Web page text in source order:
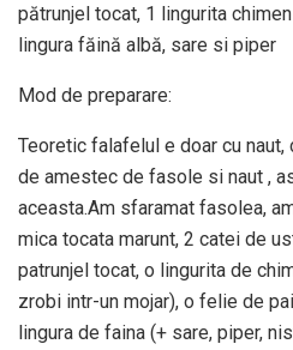
pătrunjel tocat, 1 lingurita
lingura făină albă, sare si piper
Mod de preparare:
Teoretic falafelul e doar cu naut,
de amestec de fasole si naut ,
aceasta.Am sfaramat fasolea,
mica tocata marunt, 2 catei de
patrunjel tocat, o lingurita de
zrobi intr-un mojar), o felie de
lingura de faina (+ sare, piper,